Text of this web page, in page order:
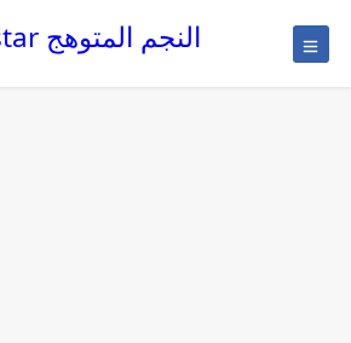
النجم المتوهج The glowing star